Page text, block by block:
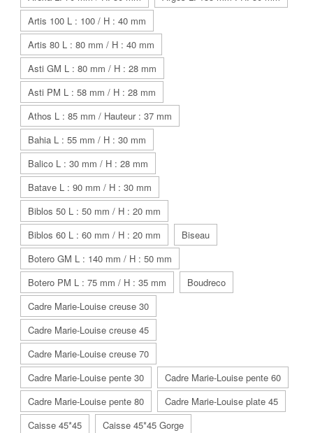
Artis 100 L : 100 / H : 40 mm
Artis 80 L : 80 mm / H : 40 mm
Asti GM L : 80 mm / H : 28 mm
Asti PM L : 58 mm / H : 28 mm
Athos L : 85 mm / Hauteur : 37 mm
Bahia L : 55 mm / H : 30 mm
Balico L : 30 mm / H : 28 mm
Batave L : 90 mm / H : 30 mm
Biblos 50 L : 50 mm / H : 20 mm
Biblos 60 L : 60 mm / H : 20 mm
Biseau
Botero GM L : 140 mm / H : 50 mm
Botero PM L : 75 mm / H : 35 mm
Boudreco
Cadre Marie-Louise creuse 30
Cadre Marie-Louise creuse 45
Cadre Marie-Louise creuse 70
Cadre Marie-Louise pente 30
Cadre Marie-Louise pente 60
Cadre Marie-Louise pente 80
Cadre Marie-Louise plate 45
Caisse 45*45
Caisse 45*45 Gorge